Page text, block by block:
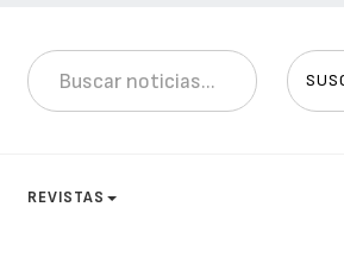
REVISTAS